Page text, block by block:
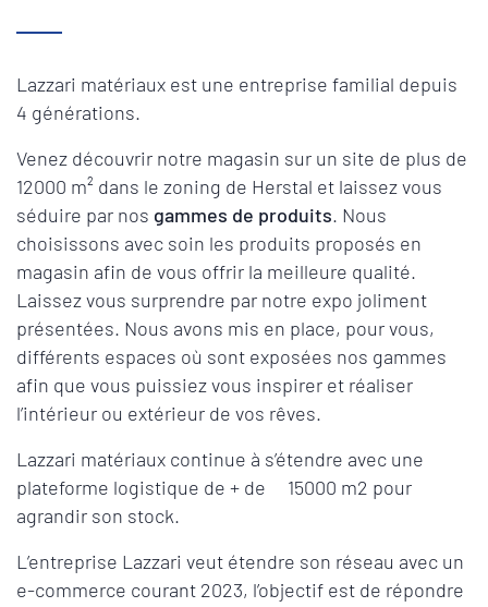
Lazzari matériaux est une entreprise familial depuis
4 générations.
Venez découvrir notre magasin sur un site de plus de
12000 m² dans le zoning de Herstal et laissez vous
séduire par nos gammes de produits. Nous
choisissons avec soin les produits proposés en
magasin afin de vous offrir la meilleure qualité.
Laissez vous surprendre par notre expo joliment
présentées. Nous avons mis en place, pour vous,
différents espaces où sont exposées nos gammes
afin que vous puissiez vous inspirer et réaliser
l’intérieur ou extérieur de vos rêves.
Lazzari matériaux continue à s’étendre avec une
plateforme logistique de + de 15000 m2 pour
agrandir son stock.
L’entreprise Lazzari veut étendre son réseau avec un
e-commerce courant 2023, l’objectif est de répondre